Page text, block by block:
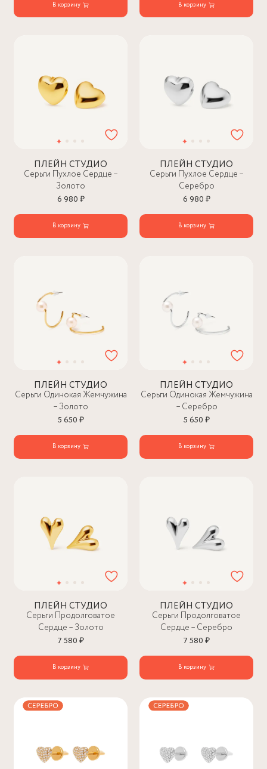
В корзину В корзину
ПЛЕЙН СТУДИО
Серьги Пухлое Сердце –
Золото
6 980 ₽
В корзину
ПЛЕЙН СТУДИО
Серьги Пухлое Сердце –
Серебро
6 980 ₽
В корзину
ПЛЕЙН СТУДИО
Серьги Одинокая Жемчужина
– Золото
5 650 ₽
В корзину
ПЛЕЙН СТУДИО
Серьги Одинокая Жемчужина
– Серебро
5 650 ₽
В корзину
ПЛЕЙН СТУДИО
Серьги Продолговатое
Сердце – Золото
7 580 ₽
В корзину
ПЛЕЙН СТУДИО
Серьги Продолговатое
Сердце – Серебро
7 580 ₽
В корзину